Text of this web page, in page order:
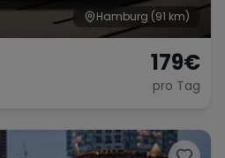
Hamburg (91 km)
179€
pro Tag